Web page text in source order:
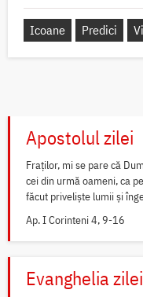
Icoane Predici
Apostolul zilei
Fraților, mi se pare că
cei din urmă oameni, ca
făcut priveliște lumii și
Ap. I Corinteni 4, 9-16
Evanghelia zilei